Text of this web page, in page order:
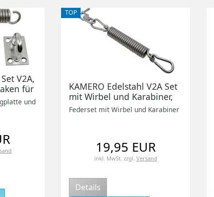
V2A,
für
und
TOP
KAMERO Edelstahl V2A Set
mit Wirbel und Karabiner,
Feder für sanftes
Federset mit Wirbel und Karabiner
19,95 EUR
inkl. MwSt. zzgl. Versand
Details